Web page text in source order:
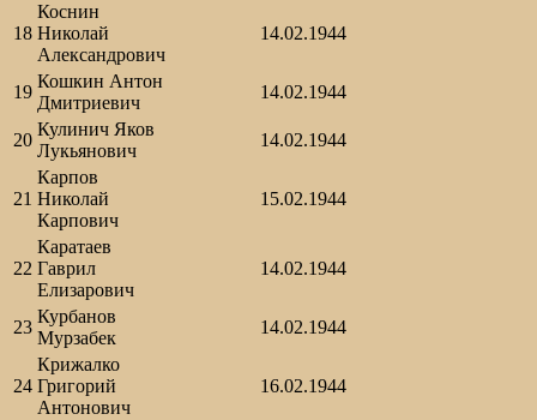
18
Коснин
Николай
Александрович
14.02.1944
19
Кошкин Антон
Дмитриевич
14.02.1944
20
Кулинич Яков
Лукьянович
14.02.1944
21
Карпов
Николай
Карпович
15.02.1944
22
Каратаев
Гаврил
Елизарович
14.02.1944
23
Курбанов
Мурзабек
14.02.1944
24
Крижалко
Григорий
Антонович
16.02.1944